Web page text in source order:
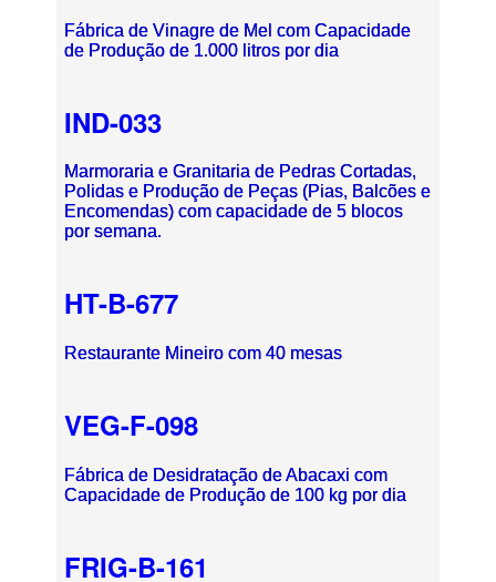
Fábrica de Vinagre de Mel com Capacidade
de Produção de 1.000 litros por dia
IND-033
Marmoraria e Granitaria de Pedras Cortadas,
Polidas e Produção de Peças (Pias, Balcões e
Encomendas) com capacidade de 5 blocos
por semana.
HT-B-677
Restaurante Mineiro com 40 mesas
VEG-F-098
Fábrica de Desidratação de Abacaxi com
Capacidade de Produção de 100 kg por dia
FRIG-B-161